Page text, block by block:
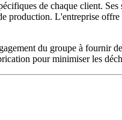
de chaque client.
production. L'entreprise
du groupe à fournir
pour minimiser les